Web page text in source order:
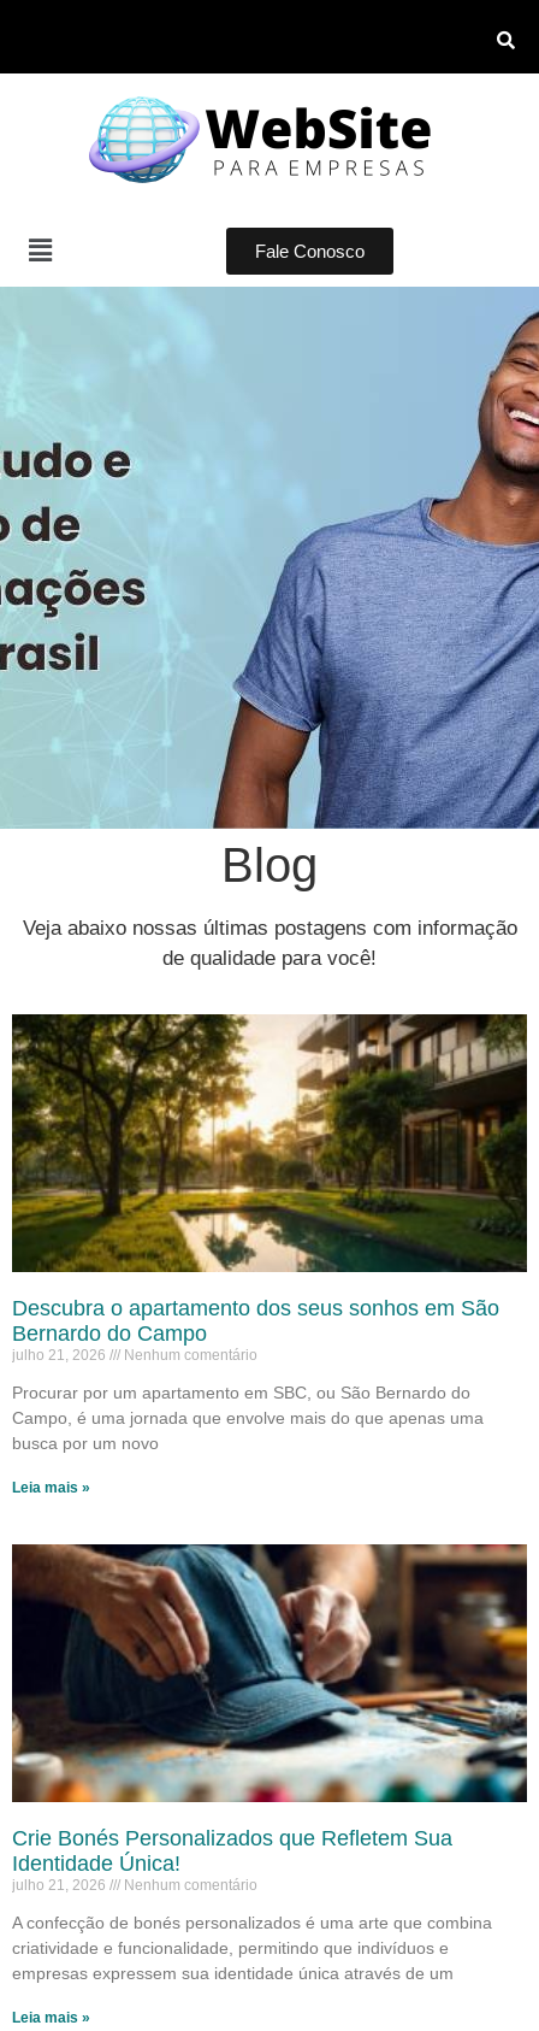
Fale Conosco
Blog
Veja abaixo nossas últimas postagens com informação
de qualidade para você!
Descubra o apartamento dos seus sonhos em São
Bernardo do Campo
julho 21, 2026 Nenhum comentário
Procurar por um apartamento em SBC, ou São Bernardo do
Campo, é uma jornada que envolve mais do que apenas uma
busca por um novo
Leia mais »
Crie Bonés Personalizados que Refletem Sua
Identidade Única!
julho 21, 2026 Nenhum comentário
A confecção de bonés personalizados é uma arte que combina
criatividade e funcionalidade, permitindo que indivíduos e
empresas expressem sua identidade única através de um
Leia mais »